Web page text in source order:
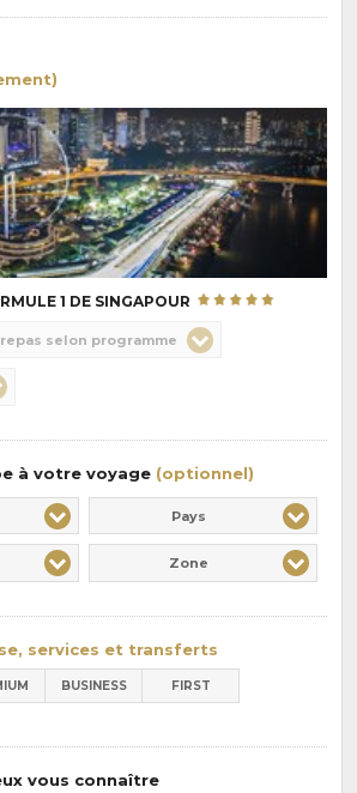
1 DE SINGAPOUR
selon programme
à votre voyage (optionnel)
Pays
Zone
services et transferts
BUSINESS FIRST
vous connaître